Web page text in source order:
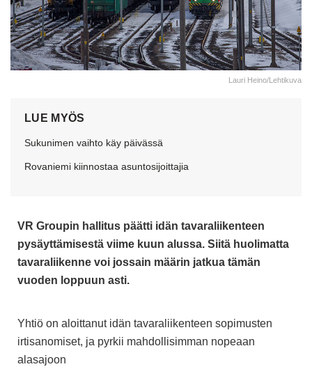
Lauri Heino/Lehtikuva
LUE MYÖS
Sukunimen vaihto käy päivässä
Rovaniemi kiinnostaa asuntosijoittajia
VR Groupin hallitus päätti idän tavaraliikenteen
pysäyttämisestä viime kuun alussa. Siitä huolimatta
tavaraliikenne voi jossain määrin jatkua tämän
vuoden loppuun asti.
Yhtiö on aloittanut idän tavaraliikenteen sopimusten
irtisanomiset, ja pyrkii mahdollisimman nopeaan
alasajoon